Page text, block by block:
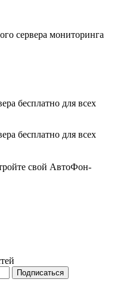
сервера мониторинга
бесплатно для всех
бесплатно для всех
свой АвтоФон-
Подписаться